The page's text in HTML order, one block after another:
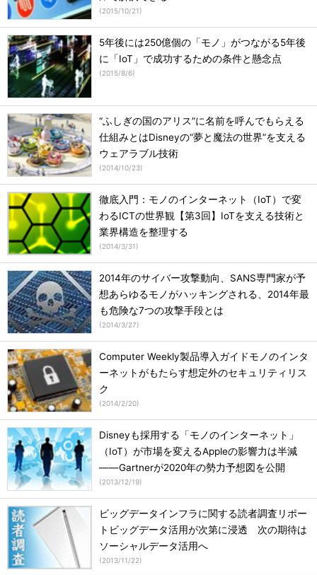
(2015/10/21)
5年後には250億個の「モノ」がつながる5年後
に「IoT」で成功するための条件と懸念点
(2015/8/6)
“ふしぎの国のアリス”に名前を呼んでもらえる
仕組みとはDisneyの“夢と魔法の世界”を支える
ウェアラブル技術
(2014/10/23)
徹底入門：モノのインターネット（IoT）で変
わるICTの世界観【第3回】IoTを支える技術と
業界構造を整理する
(2014/3/31)
2014年のサイバー攻撃動向、SANS専門家が予
想あらゆるモノがハッキングされる、2014年最
も危険な7つの攻撃手段とは
(2014/3/27)
Computer Weekly製品導入ガイドモノのインタ
ーネットがもたらす想定外のセキュリティリス
ク
(2014/2/20)
Disneyも採用する「モノのインターネット」
（IoT）が市場を変えるAppleの影響力は半減
――Gartnerが2020年の勢力予想図を公開
(2013/12/19)
ビッグデータインフラに関する読者調査リポー
トビッグデータ活用が次第に浸透 次の期待は
ソーシャルデータ活用へ
(2013/11/22)